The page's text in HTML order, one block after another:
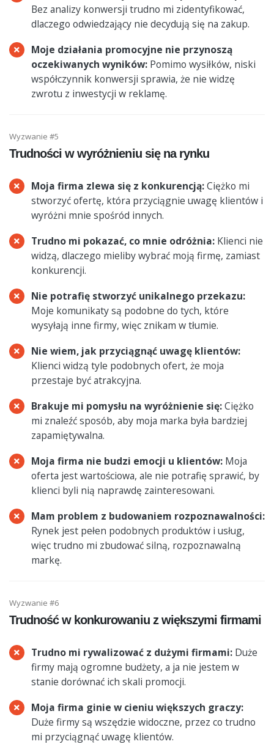
Bez analizy konwersji trudno mi zidentyfikować,
dlaczego odwiedzający nie decydują się na zakup.
Moje działania promocyjne nie przynoszą
oczekiwanych wyników: Pomimo wysiłków, niski
współczynnik konwersji sprawia, że nie widzę
zwrotu z inwestycji w reklamę.
Wyzwanie #5
Trudności w wyróżnieniu się na rynku
Moja firma zlewa się z konkurencją:Ciężko mi
stworzyć ofertę, która przyciągnie uwagę klientów i
wyróżni mnie spośród innych.
Trudno mi pokazać, co mnie odróżnia: Klienci nie
widzą, dlaczego mieliby wybrać moją firmę, zamiast
konkurencji.
Nie potrafię stworzyć unikalnego przekazu:
Moje komunikaty są podobne do tych, które
wysyłają inne firmy, więc znikam w tłumie.
Nie wiem, jak przyciągnąć uwagę klientów:
Klienci widzą tyle podobnych ofert, że moja
przestaje być atrakcyjna.
Brakuje mi pomysłu na wyróżnienie się:Ciężko
mi znaleźć sposób, aby moja marka była bardziej
zapamiętywalna.
Moja firma nie budzi emocji u klientów: Moja
oferta jest wartościowa, ale nie potrafię sprawić, by
klienci byli nią naprawdę zainteresowani.
Mam problem z budowaniem rozpoznawalności:
Rynek jest pełen podobnych produktów i usług,
więc trudno mi zbudować silną, rozpoznawalną
markę.
Wyzwanie #6
Trudność w konkurowaniu z większymi firmami
Trudno mi rywalizować z dużymi firmami: Duże
firmy mają ogromne budżety, a ja nie jestem w
stanie dorównać ich skali promocji.
Moja firma ginie w cieniu większych graczy:
Duże firmy są wszędzie widoczne, przez co trudno
mi przyciągnąć uwagę klientów.